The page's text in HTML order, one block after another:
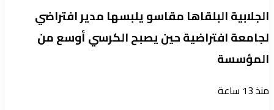
الجلابية البلقاها مقاسو يلبسها ​مدير افتراضي
لجامعة افتراضية حين يصبح الكرسي أوسع من
المؤسسة
منذ 13 ساعة